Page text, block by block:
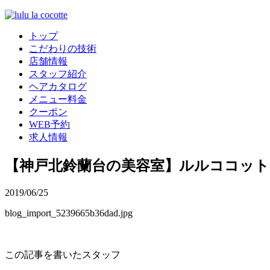
トップ
こだわりの技術
店舗情報
スタッフ紹介
ヘアカタログ
メニュー料金
クーポン
WEB予約
求人情報
【神戸北鈴蘭台の美容室】ルルココッ
2019/06/25
blog_import_5239665b36dad.jpg
この記事を書いたスタッフ